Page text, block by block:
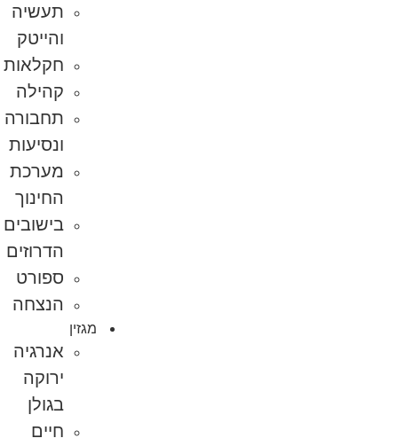
תעשיה
והייטק
חקלאות
קהילה
תחבורה
ונסיעות
מערכת
החינוך
בישובים
הדרוזים
ספורט
הנצחה
מגזין
אנרגיה
ירוקה
בגולן
חיים